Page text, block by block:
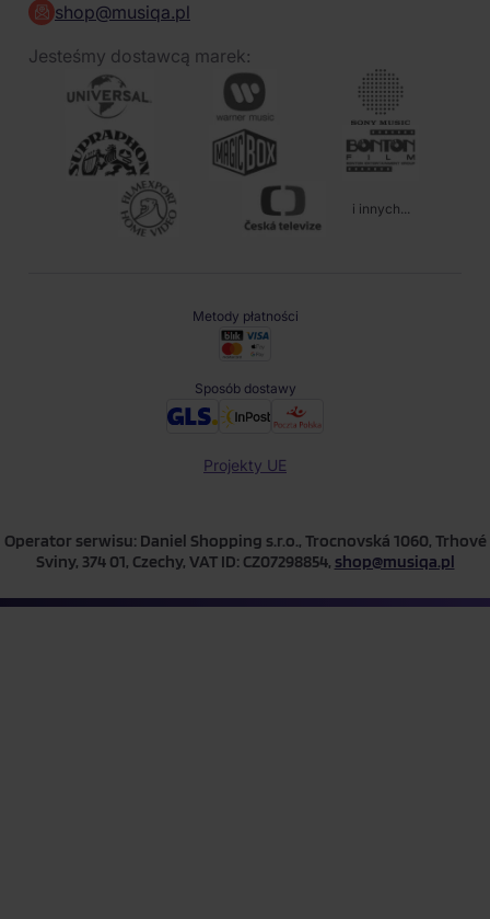
shop@musiqa.pl
Jesteśmy dostawcą marek:
i innych...
Metody płatności
Sposób dostawy
Projekty UE
Operator serwisu: Daniel Shopping s.r.o., Trocnovská 1060, Trhové
Sviny, 374 01, Czechy, VAT ID: CZ07298854, shop@musiqa.pl